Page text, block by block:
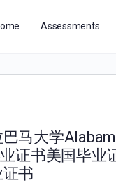
Assessments
巴马大学
证书美国毕业
书